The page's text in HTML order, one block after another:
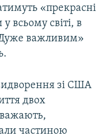
«прекрасні
всьому світі, в
важливим»
зі США
двох
частиною